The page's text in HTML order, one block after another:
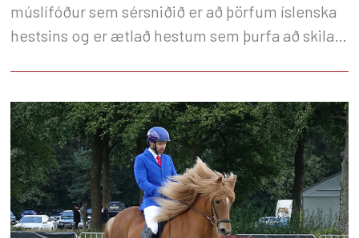
múslífóður sem sérsniðið er að þörfum íslenska
hestsins og er ætlað hestum sem þurfa að skila